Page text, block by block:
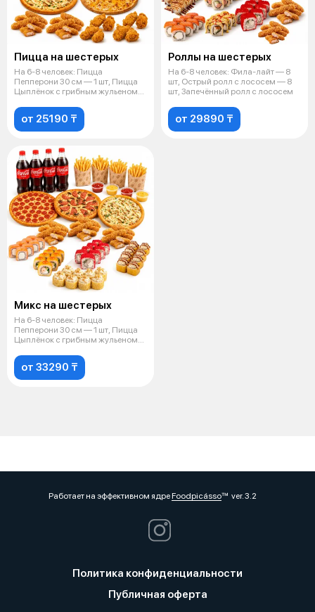
Пицца на шестерых
На 6-8 человек: Пицца
Пепперони 30 см — 1 шт, Пицца
Цыплёнок с грибным жульеном
от 25190 ₸
Роллы на шестерых
На 6-8 человек: Фила-лайт — 8
шт, Острый ролл с лососем — 8
шт, Запечённый ролл с лососем
от 29890 ₸
Микс на шестерых
На 6-8 человек: Пицца
Пепперони 30 см — 1 шт, Пицца
Цыплёнок с грибным жульеном
от 33290 ₸
Работает на эффективном ядреFoodpicássover. 3.2
Политика конфиденциальности
Публичная оферта